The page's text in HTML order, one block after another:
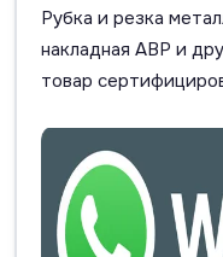
Рубка и резка
накладная АВР и
товар